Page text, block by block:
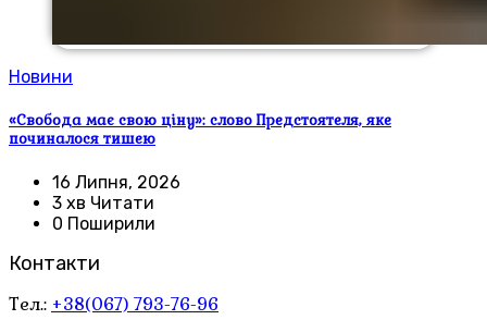
Новини
«Свобода має свою ціну»: слово Предстоятеля, яке
починалося тишею
16 Липня, 2026
3 хв Читати
0 Поширили
Контакти
Тел.: +38(067) 793-76-96